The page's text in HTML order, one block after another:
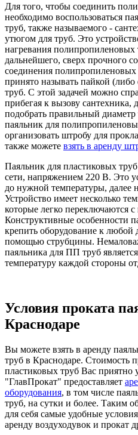
Для того, чтобы соединить
необходимо воспользоваться
труб, также называемого -
утюгом для труб. Это
нагревания полипропиленовых
дальнейшего, сверх прочного
соединения
принято называть пайкой
труб. С этой задачей можно
прибегая к вызову сантехника,
подобрать правильный диаметр
паяльник для
организовать штробу для
также можете взять в аренду
Паяльник для пластиковых труб
сети, напряжением 220 В. Это
до нужной температуры, далее
Устройство имеет несколько
которые легко переключаются
Конструктивные особенности
крепить оборудование к любой
помощью струбцины.
паяльника для ПП труб
температуру каждой стороны
Условия проката
Краснодаре
Вы можете взять в аренду
труб в Краснодаре. Стоимость
пластиковых труб Вас приятно
"ГлавПрокат" предоставляет
оборудования, в том числе
труб, на сутки и более. Таким
для себя самые удобные
аренду воздуходувок и прокат